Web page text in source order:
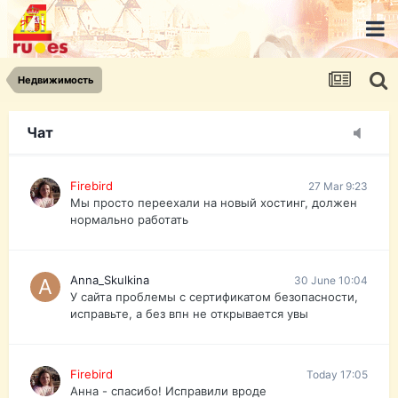
Недвижимость
Чат
urist.dokument@gmail.com
https://pasport-ua.com/
Телеграмм @uristpassua
Firebird
Друзья - из России без VPN сайт и форум
Firebird 27 Mar 9:23
Мы просто переехали на новый хостинг, должен
нормально работать
Anna_Skulkina 30 June 10:04
У сайта проблемы с сертификатом безопасности,
исправьте, а без впн не открывается увы
Firebird Today 17:05
Анна - спасибо! Исправили вроде